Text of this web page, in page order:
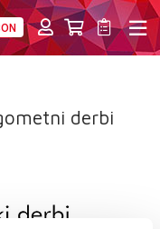
derbi